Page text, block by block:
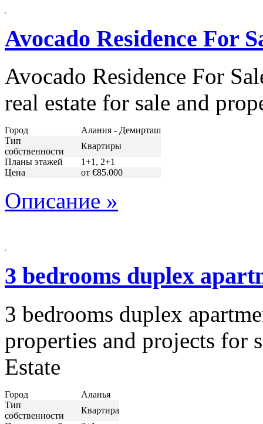
Avocado Residence For
Avocado Residence For
real estate for sale and
Город
Алания - Демирташ
Тип
собственности
Квартиры
Планы этажей
1+1, 2+1
Цена
от €85.000
Описание »
3 bedrooms duplex
3 bedrooms duplex
properties and projects for
Estate
Город
Аланья
Тип
собственности
Квартира